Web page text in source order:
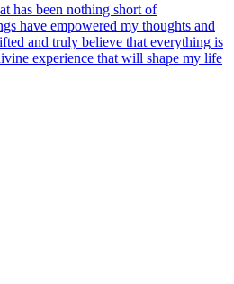
has been nothing short of
have empowered my thoughts and
and truly believe that everything is
experience that will shape my life